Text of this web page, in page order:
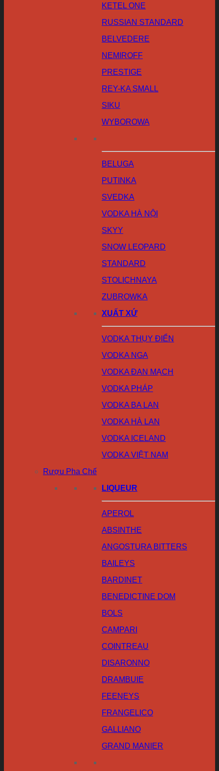
KETEL ONE
RUSSIAN STANDARD
BELVEDERE
NEMIROFF
PRESTIGE
REY-KA SMALL
SIKU
WYBOROWA
BELUGA
PUTINKA
SVEDKA
VODKA HÀ NỘI
SKYY
SNOW LEOPARD
STANDARD
STOLICHNAYA
ZUBROWKA
XUẤT XỨ
VODKA THỤY ĐIỂN
VODKA NGA
VODKA ĐAN MẠCH
VODKA PHÁP
VODKA BA LAN
VODKA HÀ LAN
VODKA ICELAND
VODKA VIỆT NAM
Rượu Pha Chế
LIQUEUR
APEROL
ABSINTHE
ANGOSTURA BITTERS
BAILEYS
BARDINET
BENEDICTINE DOM
BOLS
CAMPARI
COINTREAU
DISARONNO
DRAMBUIE
FEENEYS
FRANGELICO
GALLIANO
GRAND MANIER